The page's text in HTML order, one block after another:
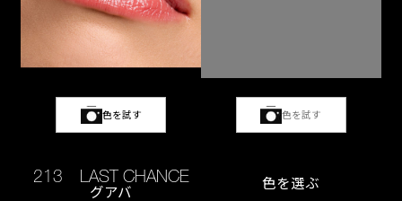
色を試す
213 LAST CHANCE
グアバ
色を試す
色を選ぶ